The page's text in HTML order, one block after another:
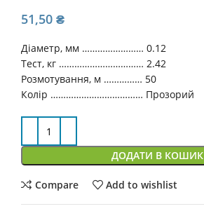
51,50 ₴
Діаметр, мм …………………… 0.12
Тест, кг …………………………… 2.42
Розмотування, м …………… 50
Колір ……………………………… Прозорий
ДОДАТИ В КОШИК
Compare Add to wishlist